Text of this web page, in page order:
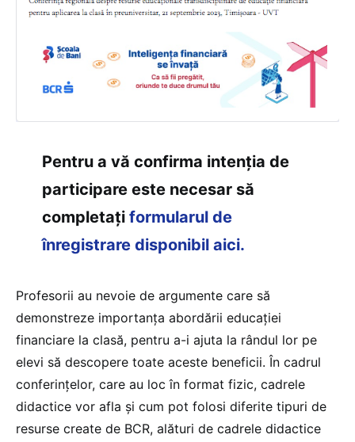
Pentru a vă confirma intenția de
participare este necesar să
completați formularul de
înregistrare disponibil aici.
Profesorii au nevoie de argumente care să
demonstreze importanța abordării educației
financiare la clasă, pentru a-i ajuta la rândul lor pe
elevi să descopere toate aceste beneficii. În cadrul
conferințelor, care au loc în format fizic, cadrele
didactice vor afla și cum pot folosi diferite tipuri de
resurse create de BCR, alături de cadrele didactice